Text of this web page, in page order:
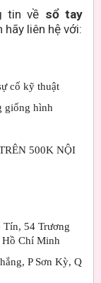
tin về sổ tay
hãy liên hệ với:
cố kỹ thuật
giống hình
500K NỘI
54 Trương
Hồ Chí Minh
P Sơn Kỳ, Q